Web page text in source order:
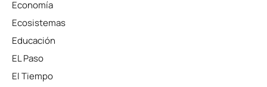
Economía
Ecosistemas
Educación
EL Paso
El Tiempo